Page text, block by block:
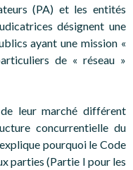
(PA) et les entités
désignent une
ayant une mission «
de « réseau »
leur marché différent
concurrentielle du
pourquoi le Code
parties (Partie I pour les